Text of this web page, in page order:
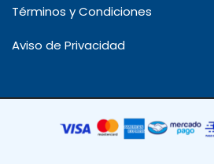
Términos y Condiciones
Aviso de Privacidad